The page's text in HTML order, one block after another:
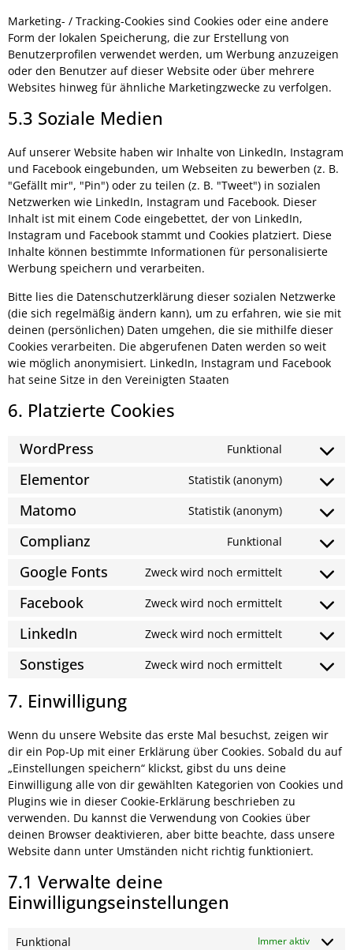
Marketing- / Tracking-Cookies sind Cookies oder eine andere
Form der lokalen Speicherung, die zur Erstellung von
Benutzerprofilen verwendet werden, um Werbung anzuzeigen
oder den Benutzer auf dieser Website oder über mehrere
Websites hinweg für ähnliche Marketingzwecke zu verfolgen.
5.3 Soziale Medien
Auf unserer Website haben wir Inhalte von LinkedIn, Instagram
und Facebook eingebunden, um Webseiten zu bewerben (z. B.
"Gefällt mir", "Pin") oder zu teilen (z. B. "Tweet") in sozialen
Netzwerken wie LinkedIn, Instagram und Facebook. Dieser
Inhalt ist mit einem Code eingebettet, der von LinkedIn,
Instagram und Facebook stammt und Cookies platziert. Diese
Inhalte können bestimmte Informationen für personalisierte
Werbung speichern und verarbeiten.
Bitte lies die Datenschutzerklärung dieser sozialen Netzwerke
(die sich regelmäßig ändern kann), um zu erfahren, wie sie mit
deinen (persönlichen) Daten umgehen, die sie mithilfe dieser
Cookies verarbeiten. Die abgerufenen Daten werden so weit
wie möglich anonymisiert. LinkedIn, Instagram und Facebook
hat seine Sitze in den Vereinigten Staaten
6. Platzierte Cookies
WordPress Funktional
Elementor Statistik (anonym)
Matomo Statistik (anonym)
Complianz Funktional
Google Fonts Zweck wird noch ermittelt
Facebook Zweck wird noch ermittelt
LinkedIn Zweck wird noch ermittelt
Sonstiges Zweck wird noch ermittelt
7. Einwilligung
Wenn du unsere Website das erste Mal besuchst, zeigen wir
dir ein Pop-Up mit einer Erklärung über Cookies. Sobald du auf
„Einstellungen speichern“ klickst, gibst du uns deine
Einwilligung alle von dir gewählten Kategorien von Cookies und
Plugins wie in dieser Cookie-Erklärung beschrieben zu
verwenden. Du kannst die Verwendung von Cookies über
deinen Browser deaktivieren, aber bitte beachte, dass unsere
Website dann unter Umständen nicht richtig funktioniert.
7.1 Verwalte deine
Einwilligungseinstellungen
Funktional Immer aktiv